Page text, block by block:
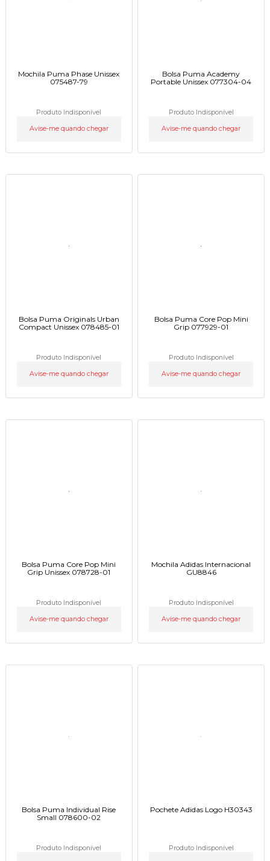
Mochila Puma Phase Unissex
075487-79
Produto Indisponível
Avise-me quando chegar
Bolsa Puma Academy
Portable Unissex 077304-04
Produto Indisponível
Avise-me quando chegar
Bolsa Puma Originals Urban
Compact Unissex 078485-01
Produto Indisponível
Avise-me quando chegar
Bolsa Puma Core Pop Mini
Grip 077929-01
Produto Indisponível
Avise-me quando chegar
Bolsa Puma Core Pop Mini
Grip Unissex 078728-01
Produto Indisponível
Avise-me quando chegar
Mochila Adidas Internacional
GU8846
Produto Indisponível
Avise-me quando chegar
Bolsa Puma Individual Rise
Small 078600-02
Produto Indisponível
Pochete Adidas Logo H30343
Produto Indisponível